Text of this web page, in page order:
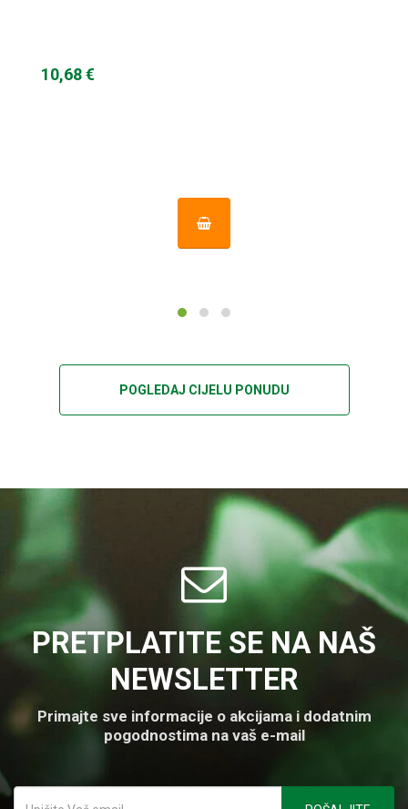
10,68 €
POGLEDAJ CIJELU PONUDU
PRETPLATITE SE NA NAŠ
NEWSLETTER
Primajte sve informacije o akcijama i dodatnim
pogodnostima na vaš e-mail